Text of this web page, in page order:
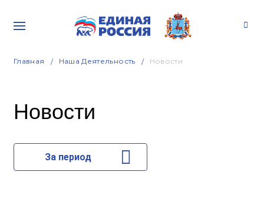
Главная Наша Деятельность Новости
Новости
За период